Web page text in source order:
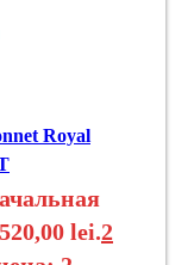
Royal
lei.2